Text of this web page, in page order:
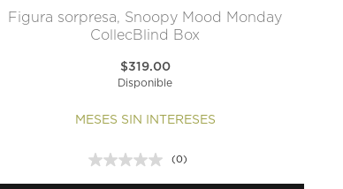
Figura sorpresa, Snoopy Mood Monday
CollecBlind Box
$319.00
Disponible
MESES SIN INTERESES
Sin
puntuación.
(0)